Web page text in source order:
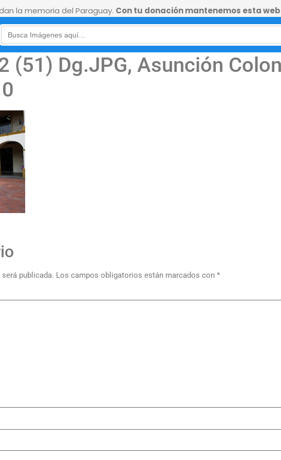
la memoria del Paraguay. Con tu donación mantenemos esta
Search
for:
(51) Dg.JPG, Asunción
publicada. Los campos obligatorios están marcados con *